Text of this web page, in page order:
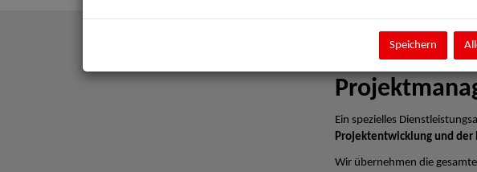
Ein spezielles
Projektentwicklung und der
Wir übernehmen die
Speichern